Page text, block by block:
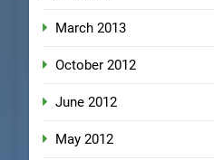
March 2013
October 2012
June 2012
May 2012